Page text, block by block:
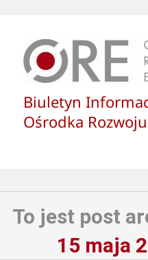
Biuletyn
Ośrodka
To jest post
15 maja